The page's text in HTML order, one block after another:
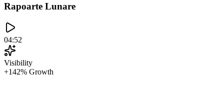
Rapoarte Lunare
04:52
Visibility
+142% Growth